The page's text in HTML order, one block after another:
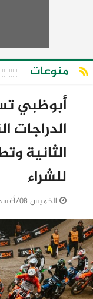
منوعات
أبوظبي
الدراجات
الثانية
للشراء
الخميس 08/أغسطس/2024 - 11:47 ص